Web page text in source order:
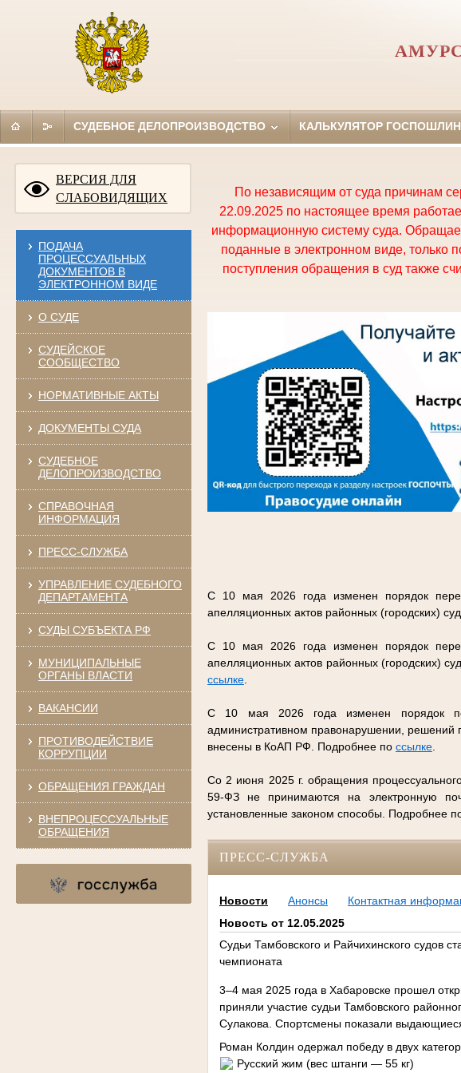
СУДЕБНОЕ ДЕЛОПРОИЗВОДСТВО КАЛЬКУЛЯТОР
ВЕРСИЯ ДЛЯ
СЛАБОВИДЯЩИХ
ПОДАЧА
ПРОЦЕССУАЛЬНЫХ
ДОКУМЕНТОВ В
ЭЛЕКТРОННОМ ВИДЕ
О СУДЕ
СУДЕЙСКОЕ
СООБЩЕСТВО
НОРМАТИВНЫЕ АКТЫ
ДОКУМЕНТЫ СУДА
СУДЕБНОЕ
ДЕЛОПРОИЗВОДСТВО
СПРАВОЧНАЯ
ИНФОРМАЦИЯ
ПРЕСС-СЛУЖБА
УПРАВЛЕНИЕ СУДЕБНОГО
ДЕПАРТАМЕНТА
СУДЫ СУБЪЕКТА РФ
МУНИЦИПАЛЬНЫЕ
ОРГАНЫ ВЛАСТИ
ВАКАНСИИ
ПРОТИВОДЕЙСТВИЕ
КОРРУПЦИИ
ОБРАЩЕНИЯ ГРАЖДАН
ВНЕПРОЦЕССУАЛЬНЫЕ
ОБРАЩЕНИЯ
По независящим от суда причинам
22.09.2025 по настоящее время
информационную систему суда.
поданные в электронном виде, только
поступления обращения в суд также
С 10 мая 2026 года изменен порядок
апелляционных актов районных (городских)
С 10 мая 2026 года изменен порядок
апелляционных актов районных (городских)
ссылке.
С 10 мая 2026 года изменен порядок
административном правонарушении, решений
внесены в КоАП РФ. Подробнее по ссылке.
Со 2 июня 2025 г. обращения
59-ФЗ не принимаются на электронную
установленные законом способы. Подробнее
ПРЕСС-СЛУЖБА
Новости Анонсы
Контактная
Новость от 12.05.2025
Судьи Тамбовского и Райчихинского судов
чемпионата
3–4 мая 2025 года в Хабаровске прошел
приняли участие судьи Тамбовского
Сулакова. Спортсмены показали
Роман Колдин одержал победу в двух
Русский жим (вес штанги — 55 кг)